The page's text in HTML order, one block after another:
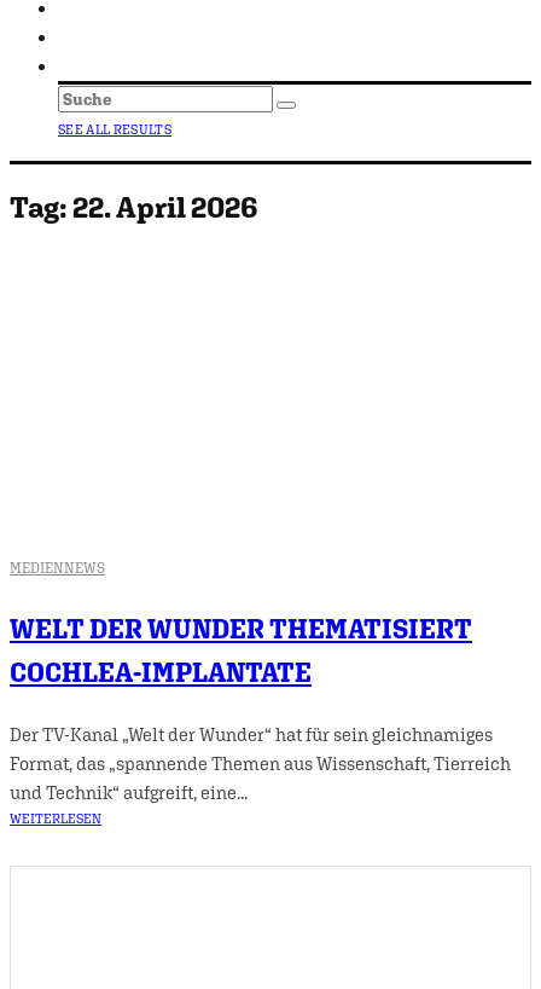
SEE ALL RESULTS
Tag:22. April 2026
MEDIENNEWS
WELT DER WUNDER THEMATISIERT
COCHLEA-IMPLANTATE
Der TV-Kanal „Welt der Wunder“ hat für sein gleichnamiges
Format, das „spannende Themen aus Wissenschaft, Tierreich
und Technik“ aufgreift, eine...
WEITERLESEN